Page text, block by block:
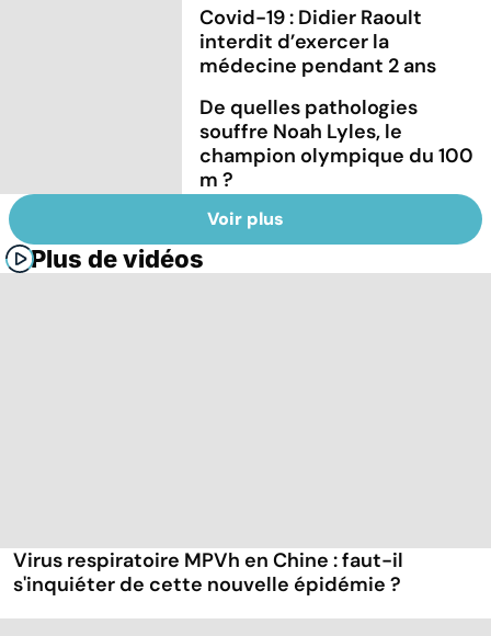
Covid-19 : Didier Raoult
interdit d’exercer la
médecine pendant 2 ans
De quelles pathologies
souffre Noah Lyles, le
champion olympique du 100
m ?
Voir plus
Plus de vidéos
Virus respiratoire MPVh en Chine : faut-il
s'inquiéter de cette nouvelle épidémie ?